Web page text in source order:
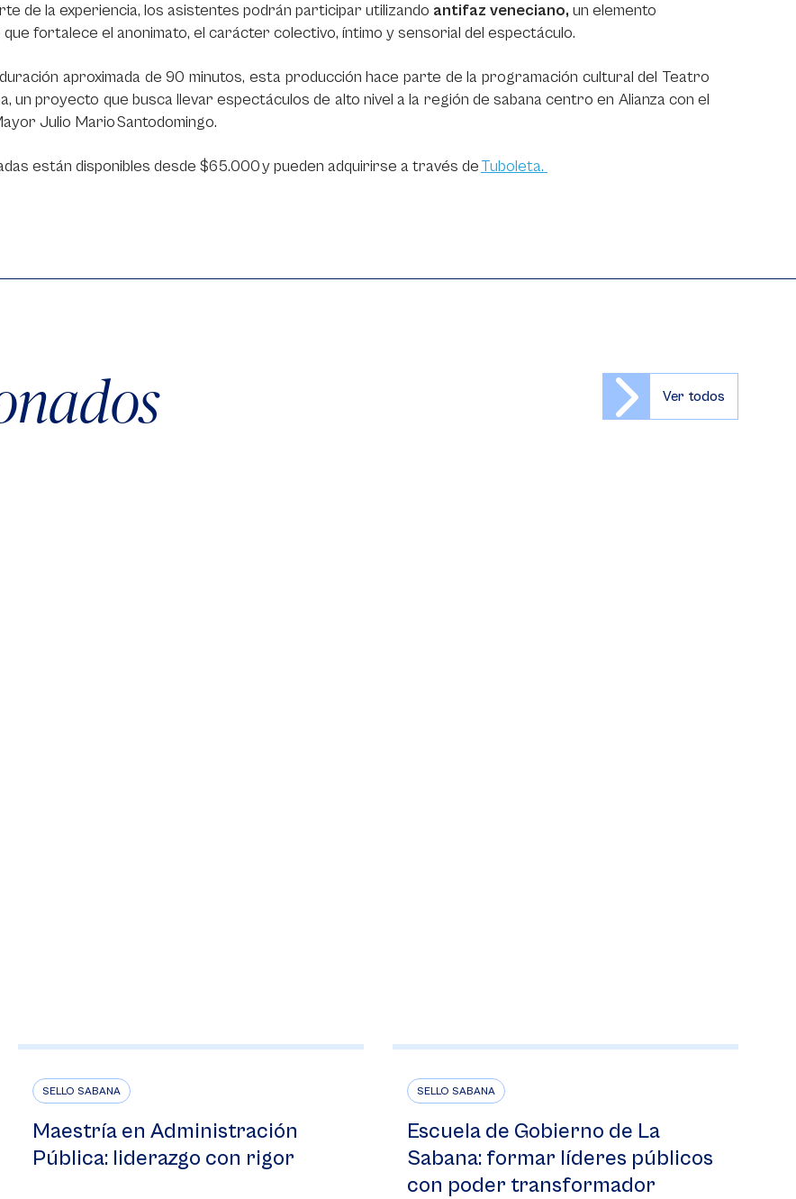
de la experiencia, los asistentes podrán participar utilizando antifaz veneciano, un elemento
que fortalece el anonimato, el carácter colectivo, íntimo y sensorial del espectáculo.
aproximada de 90 minutos, esta producción hace parte de la programación cultural del Teatro
un proyecto que busca llevar espectáculos de alto nivel a la región de sabana centro en Alianza con el
Julio Mario Santodomingo.
están disponibles desde $65.000 y pueden adquirirse a través deTuboleta.
Ver todos
SELLO SABANA
Maestría en Administración
Pública: liderazgo con rigor
SELLO SABANA
Escuela de Gobierno de La
Sabana: formar líderes públicos
con poder transformador